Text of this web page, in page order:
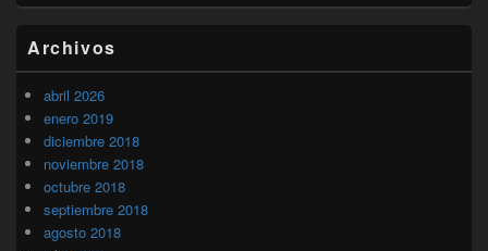
Archivos
abril 2026
enero 2019
diciembre 2018
noviembre 2018
octubre 2018
septiembre 2018
agosto 2018